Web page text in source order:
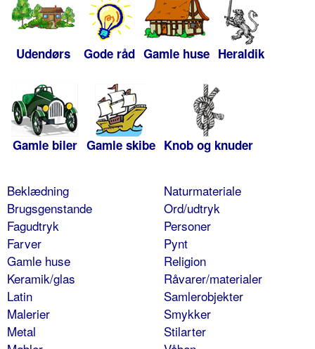
Udendørs Gode råd Gamle huse Heraldik
Gamle biler Gamle skibe Knob og knuder
Beklædning
Brugsgenstande
Fagudtryk
Farver
Gamle huse
Keramik/glas
Latin
Malerier
Metal
Naturmateriale
Ord/udtryk
Personer
Pynt
Religion
Råvarer/materialer
Samlerobjekter
Smykker
Stilarter